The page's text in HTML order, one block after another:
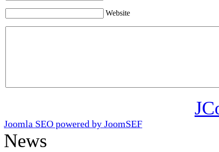
Website
Joomla SEO powered by JoomSEF
News